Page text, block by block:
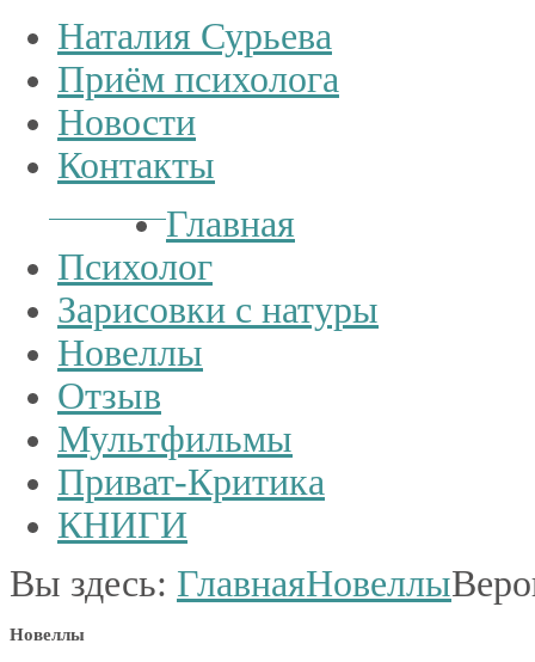
Наталия Сурьева
Приём психолога
Новости
Контакты
Главная
Психолог
Зарисовки с натуры
Новеллы
Отзыв
Мультфильмы
Приват-Критика
КНИГИ
Вы здесь: ГлавнаяНовеллы
Новеллы